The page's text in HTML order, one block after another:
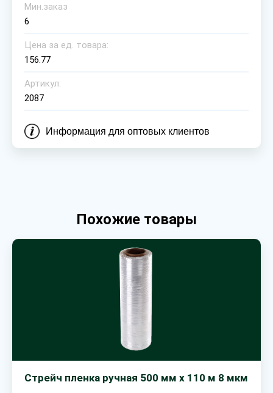
Мин.заказ
6
Цена за ед. товара:
156.77
Артикул:
2087
Информация для оптовых клиентов
Похожие товары
Стрейч пленка ручная 500 мм х 110 м 8 мкм